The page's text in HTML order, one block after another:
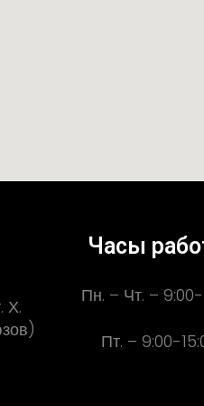
Х.
Часы
Пн. – Чт. – 9:00-
Пт. – 9:00-